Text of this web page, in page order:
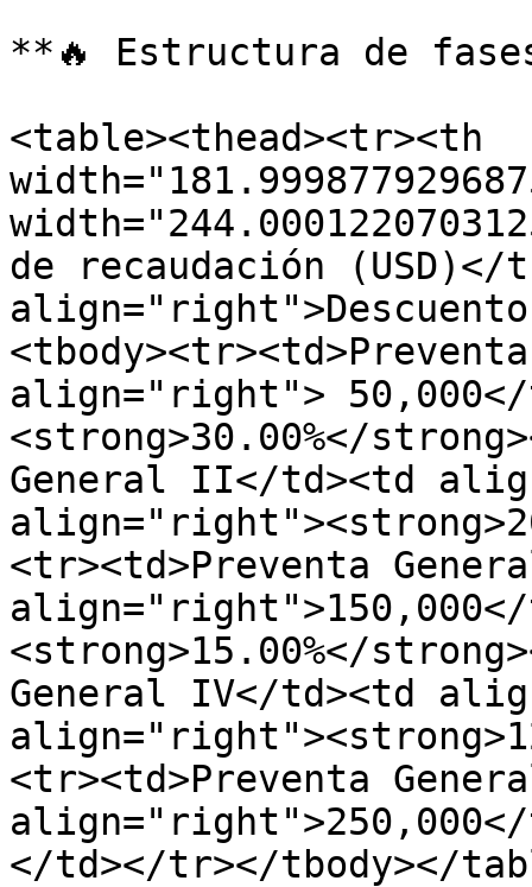
**🔥 Estructura de
<table><thead><tr><th
de recaudación (USD)</
align="right">
<strong>30.00%</
General II</td><td
<tr><td>Preventa
<strong>15.00%</
General IV</td><td
<tr><td>Preventa
</td></tr></tbody></